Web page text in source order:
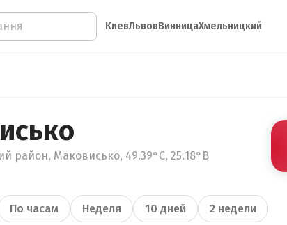
КиевЛьвовВинницаХмельницкий
район, Маковисько, 49.39°С, 25.18°В
По часам Неделя 10 дней 2 недели